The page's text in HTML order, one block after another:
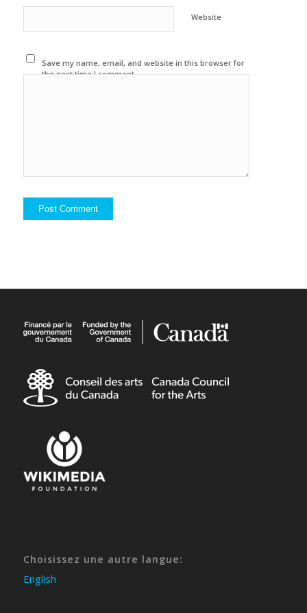
Website
Save my name, email, and website in this browser for
the next time I comment.
Choisissez une autre langue:
English